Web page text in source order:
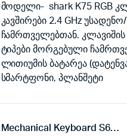
was:
300.00₾.
is:
270.00₾.
მოდელი- shark K75 RGB
კავშირები 2.4 GHz
ჩამრთველებთან. კლავიშის
ტიპები მორგებული
ლითიუმის ბატარეა
სმარტფონი, პლანშეტი
Mechanical Keyboard S61 black